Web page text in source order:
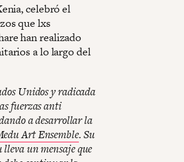
celebró el
que lxs
han realizado
a lo largo del
Unidos y radicada
fuerzas anti
a desarrollar la
Art Ensemble. Su
un mensaje que